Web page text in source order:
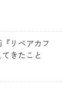
『リペアカフ
きたこと